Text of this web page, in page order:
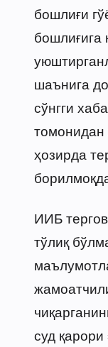
бошлиғи
шаънига
сўнгги
томонидан
ҳозирда
ИИБ
тўлиқ
суд қарори